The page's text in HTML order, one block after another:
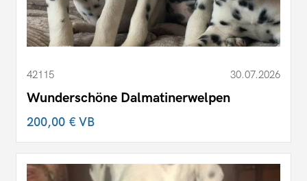
42115 30.07.2026
Wunderschöne Dalmatinerwelpen
200,00 €VB